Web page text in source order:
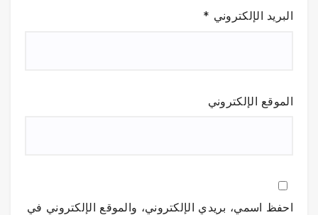
البريد الإلكتروني *
الموقع الإلكتروني
احفظ اسمي، بريدي الإلكتروني، والموقع الإلكتروني في